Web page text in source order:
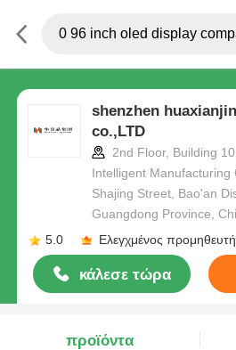
shenzhen
co.,LTD
2nd Floor, Building
Intelligent Manufacturing
Shajing Street, Bao'an
Guangdong Province,
5.0
Ελεγχμένος
κάλεσε τώρα
προϊόντα